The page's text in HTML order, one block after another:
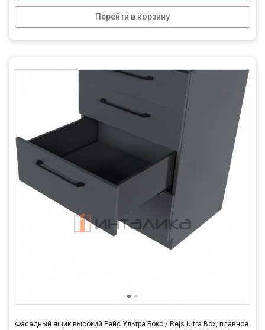
Перейти в корзину
Фасадный ящик высокий Рейс Ультра Бокс / Rejs Ultra Box, плавное